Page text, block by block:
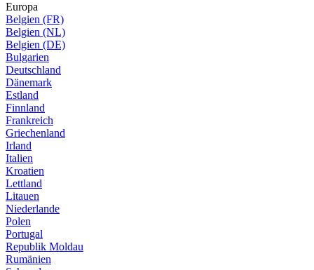
Europa
Belgien (FR)
Belgien (NL)
Belgien (DE)
Bulgarien
Deutschland
Dänemark
Estland
Finnland
Frankreich
Griechenland
Irland
Italien
Kroatien
Lettland
Litauen
Niederlande
Polen
Portugal
Republik Moldau
Rumänien